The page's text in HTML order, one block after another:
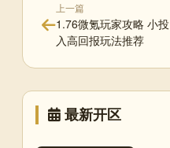
上一篇
1.76微氪玩家攻略 小投
入高回报玩法推荐
最新开区